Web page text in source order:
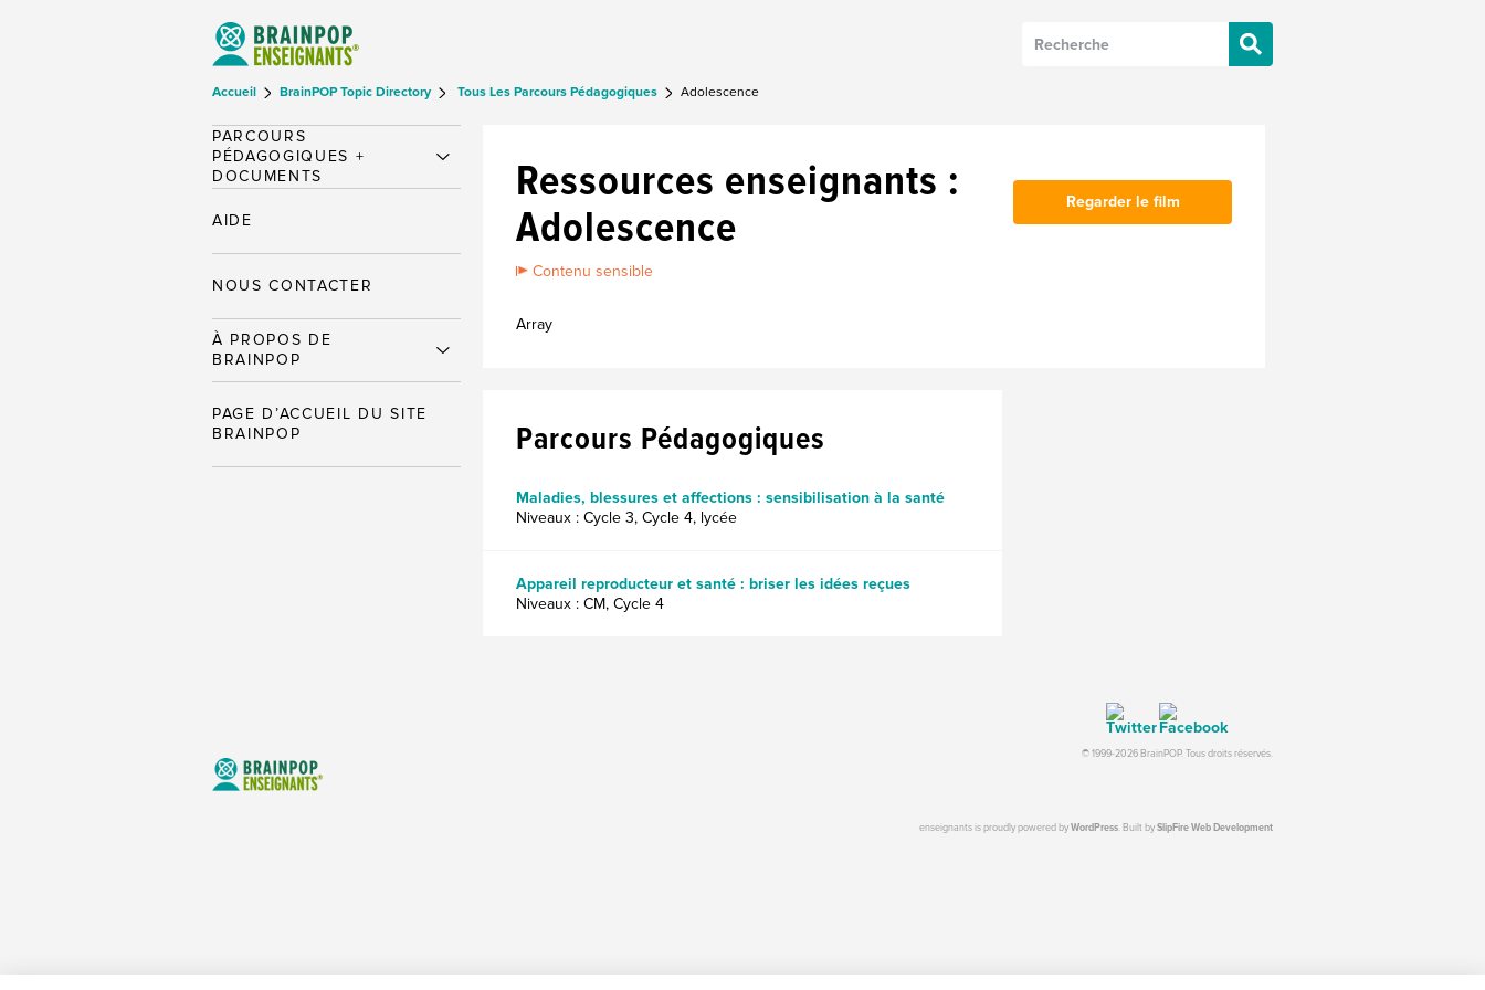
Accueil BrainPOP Topic Directory Tous Les Parcours Pédagogiques Adolescence
Ressources enseignants :
Adolescence
Contenu sensible
Array
Regarder le film
Parcours Pédagogiques
Maladies, blessures et affections : sensibilisation à la santé
Niveaux : Cycle 3, Cycle 4, lycée
Appareil reproducteur et santé : briser les idées reçues
Niveaux : CM, Cycle 4
PARCOURS
PÉDAGOGIQUES +
DOCUMENTS
AIDE
NOUS CONTACTER
À PROPOS DE
BRAINPOP
PAGE D’ACCUEIL DU SITE
BRAINPOP
© 1999-2026 BrainPOP. Tous droits réservés.
enseignants is proudly powered byWordPress. Built bySlipFire Web Development